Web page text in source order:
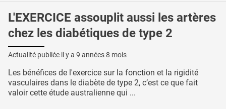
L'EXERCICE assouplit aussi les artères
chez les diabétiques de type 2
Actualité publiée il y a 9 années 8 mois
Les bénéfices de l'exercice sur la fonction et la rigidité
vasculaires dans le diabète de type 2, c’est ce que fait
valoir cette étude australienne qui ...